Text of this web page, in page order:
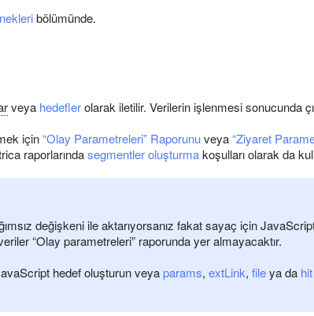
bölümünde.
veya hedeflerolarak iletilir. Verilerin işlenmesi sonucunda
için“Olay Parametreleri” Raporunuveya“Ziyaret
raporlarındasegmentler oluşturmakoşulları olarak da
değişkeni ile aktarıyorsanız fakat sayaç için
“Olay parametreleri” raporunda yer almayacaktır.
hedef oluşturun veyaparams, extLink, fileya da hit